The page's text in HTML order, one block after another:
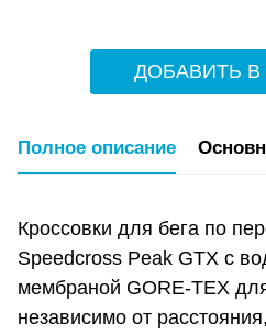
ДОБАВИТЬ В
Полное описание
Кроссовки для бега по
Speedcross Peak GTX с
мембраной GORE-TEX
независимо от